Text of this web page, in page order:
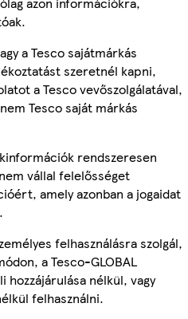
a Tesco sajátmárkás
szeretnél kapni,
a Tesco vevőszolgálatával,
Tesco saját márkás
rendszeresen
vállal felelősséget
amely azonban a jogaidat
felhasználásra szolgál,
a Tesco-GLOBAL
nélkül, vagy
felhasználni.